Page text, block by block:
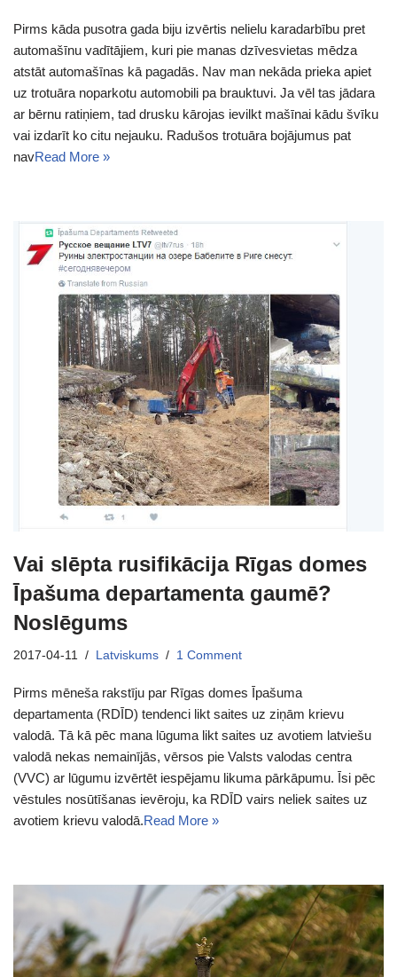
Pirms kāda pusotra gada biju izvērtis nelielu karadarbību pret
automašīnu vadītājiem, kuri pie manas dzīvesvietas mēdza
atstāt automašīnas kā pagadās. Nav man nekāda prieka apiet
uz trotuāra noparkotu automobili pa brauktuvi. Ja vēl tas jādara
ar bērnu ratiņiem, tad drusku kārojas ievilkt mašīnai kādu švīku
vai izdarīt ko citu nejauku. Radušos trotuāra bojājumus pat
navRead More »
Vai slēpta rusifikācija Rīgas domes
Īpašuma departamenta gaumē?
Noslēgums
2017-04-11 Latviskums 1 Comment
Pirms mēneša rakstīju par Rīgas domes Īpašuma
departamenta (RDĪD) tendenci likt saites uz ziņām krievu
valodā. Tā kā pēc mana lūguma likt saites uz avotiem latviešu
valodā nekas nemainījās, vērsos pie Valsts valodas centra
(VVC) ar lūgumu izvērtēt iespējamu likuma pārkāpumu. Īsi pēc
vēstules nosūtīšanas ievēroju, ka RDĪD vairs neliek saites uz
avotiem krievu valodā.Read More »